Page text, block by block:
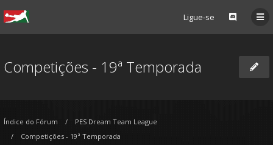
Ligue-se
Competições - 19ª Temporada
Índice do Fórum
PES Dream Team League
Competições - 19ª Temporada